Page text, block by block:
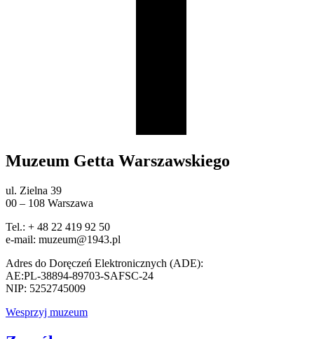
Muzeum Getta Warszawskiego
ul. Zielna 39
00 – 108 Warszawa
Tel.: + 48 22 419 92 50
e-mail: muzeum@1943.pl
Adres do Doręczeń Elektronicznych (ADE):
AE:PL-38894-89703-SAFSC-24
NIP: 5252745009
Wesprzyj muzeum